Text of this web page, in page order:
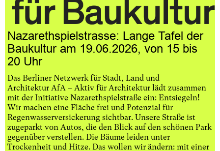
Nazarethspielstrasse: Lange Tafel der
Baukultur am 19.06.2026, von 15 bis
20 Uhr
Das Berliner Netzwerk für Stadt, Land und
Architektur AfA – Aktiv für Architektur lädt zusammen
mit der Initiative Nazarethspielstraße ein: Entsiegeln!
Wir machen eine Fläche frei und Potenzial für
Regenwasserversickerung sichtbar. Unsere Straße ist
zugeparkt von Autos, die den Blick auf den schönen Park
gegenüber verstellen. Die Bäume leiden unter
Trockenheit und Hitze. Das wollen wir ändern: mit einer